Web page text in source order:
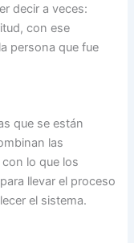
decir a veces:
con ese
persona que fue
que se están
las
lo que los
llevar el proceso
el sistema.